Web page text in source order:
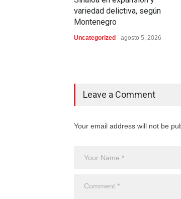
variedad delictiva, según
Montenegro
Uncategorized agosto 5, 2026
Leave a Comment
Your email address will not be